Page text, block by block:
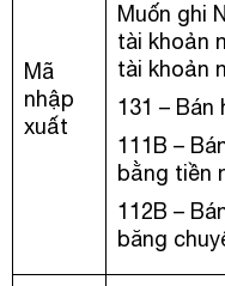
Mã
nhập
xuất
Muốn ghi
tài khoản
tài khoản
131 – Bán
111B –
bằng tiền
112B –
băng